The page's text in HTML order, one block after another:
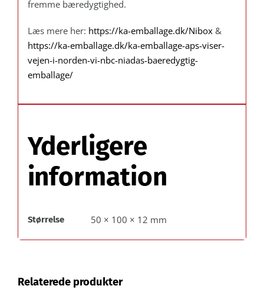
fremme bæredygtighed.
Læs mere her: https://ka-emballage.dk/Nibox&
https://ka-emballage.dk/ka-emballage-aps-viser-
vejen-i-norden-vi-nbc-niadas-baeredygtig-
emballage/
Yderligere
information
Størrelse 50 × 100 × 12 mm
Relaterede produkter